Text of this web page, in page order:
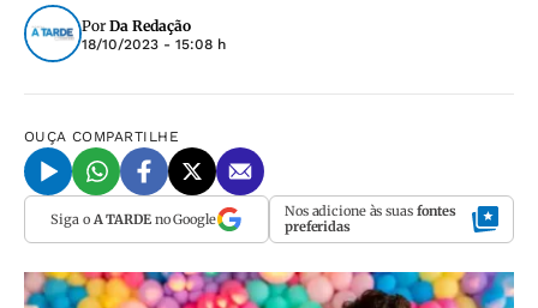
Por Da Redação
18/10/2023 - 15:08 h
OUÇA COMPARTILHE
Siga o A TARDEno Google Nos adicione às suas fontes
preferidas